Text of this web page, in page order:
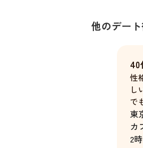
他のデー
性
し
で
東
カ
2